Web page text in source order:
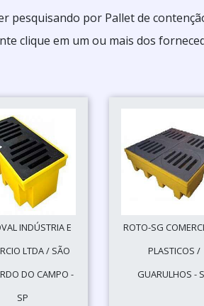
pesquisando por Pallet de
clique em um ou mais dos
INDÚSTRIA E
LTDA / SÃO
DO CAMPO -
SP
ROTO-SG
PLASTICOS /
GUARULHOS -